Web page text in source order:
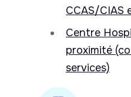
CCAS/CIAS
Centre
proximité
services)